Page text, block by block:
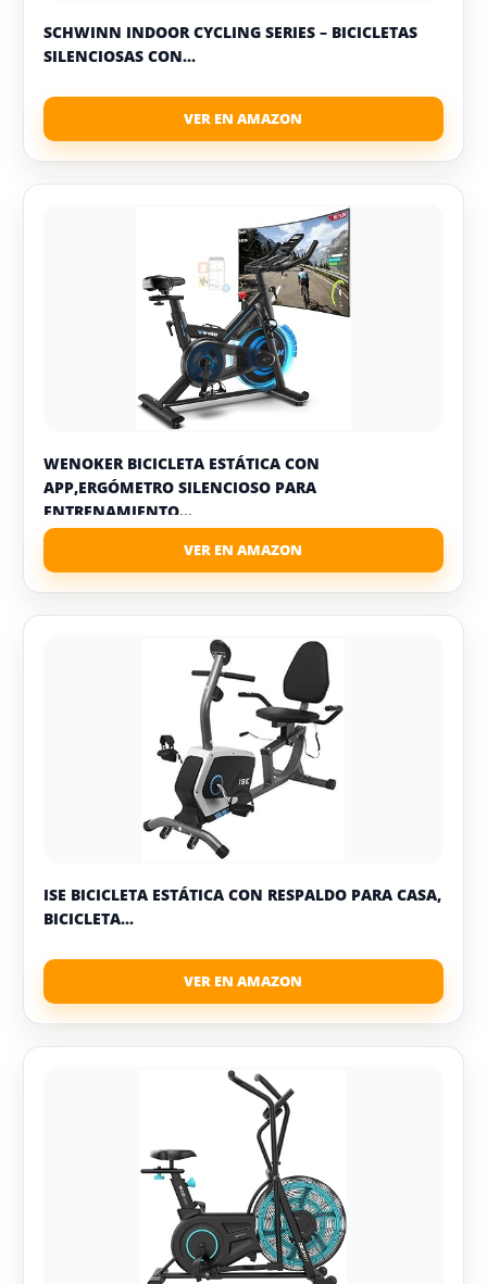
SCHWINN INDOOR CYCLING SERIES – BICICLETAS
SILENCIOSAS CON...
WENOKER BICICLETA ESTÁTICA CON
APP,ERGÓMETRO SILENCIOSO PARA
ENTRENAMIENTO...
ISE BICICLETA ESTÁTICA CON RESPALDO PARA CASA,
BICICLETA...